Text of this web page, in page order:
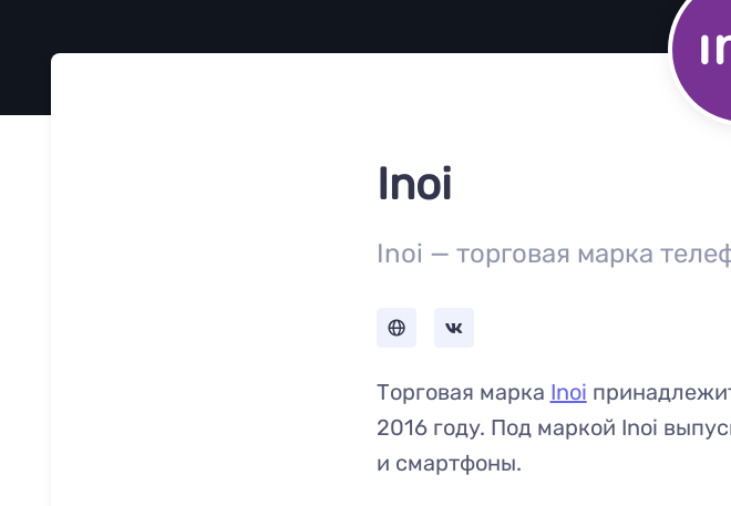
Inoi
Inoi — торговая марка
Торговая марка Inoi
2016 году. Под маркой Inoi
и смартфоны.